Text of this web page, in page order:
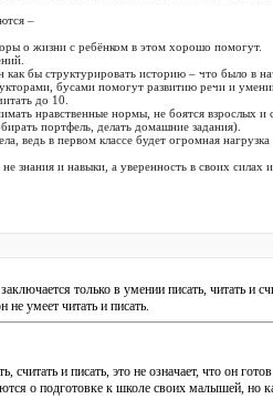
–
о жизни с ребёнком в этом хорошо помогут.
бы структурировать историю – что было в
бусами помогут развитию речи и
до 10.
нравственные нормы, не боятся взрослых и
портфель, делать домашние задания).
ведь в первом классе будет огромная
знания и навыки, а уверенность в своих
только в умении писать, читать и
умеет читать и писать.
считать и писать, это не означает, что он
о подготовке к школе своих малышей, но